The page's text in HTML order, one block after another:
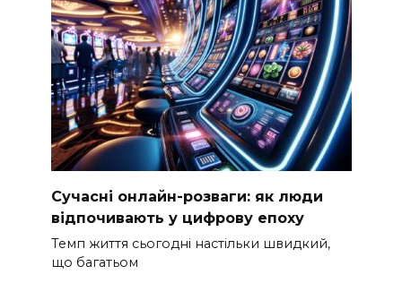
Сучасні онлайн-розваги: як люди
відпочивають у цифрову епоху
Темп життя сьогодні настільки швидкий,
що багатьом